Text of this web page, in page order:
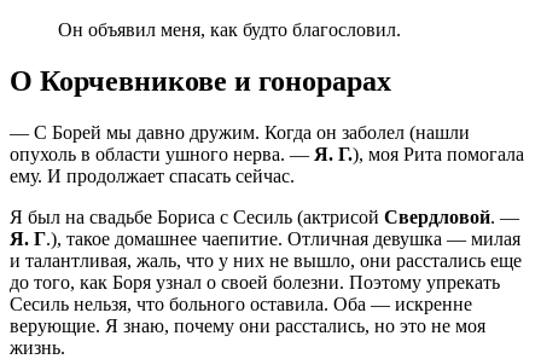
Он объявил меня, как будто благословил.
О Корчевникове и гонорарах
— С Борей мы давно дружим. Когда он заболел (нашли
опухоль в области ушного нерва. — Я. Г.), моя Рита помогала
ему. И продолжает спасать сейчас.
Я был на свадьбе Бориса с Сесиль (актрисой Свердловой. —
Я. Г.), такое домашнее чаепитие. Отличная девушка — милая
и талантливая, жаль, что у них не вышло, они расстались еще
до того, как Боря узнал о своей болезни. Поэтому упрекать
Сесиль нельзя, что больного оставила. Оба — искренне
верующие. Я знаю, почему они расстались, но это не моя
жизнь.